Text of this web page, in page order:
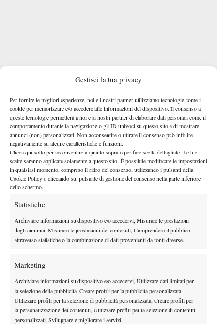
Gestisci la tua privacy
Per fornire le migliori esperienze, noi e i nostri partner utilizziamo tecnologie come i
cookie per memorizzare e/o accedere alle informazioni del dispositivo. Il consenso a
queste tecnologie permetterà a noi e ai nostri partner di elaborare dati personali come il
comportamento durante la navigazione o gli ID univoci su questo sito e di mostrare
annunci (non) personalizzati. Non acconsentire o ritirare il consenso può influire
negativamente su alcune caratteristiche e funzioni.
Clicca qui sotto per acconsentire a quanto sopra o per fare scelte dettagliate. Le tue
scelte saranno applicate solamente a questo sito. È possibile modificare le impostazioni
in qualsiasi momento, compreso il ritiro del consenso, utilizzando i pulsanti della
Cookie Policy o cliccando sul pulsante di gestione del consenso nella parte inferiore
dello schermo.
Statistiche
Archiviare informazioni su dispositivo e/o accedervi, Misurare le prestazioni
degli annunci, Misurare le prestazioni dei contenuti, Comprendere il pubblico
attraverso statistiche o la combinazione di dati provenienti da fonti diverse.
Marketing
Archiviare informazioni su dispositivo e/o accedervi, Utilizzare dati limitati per
la selezione della pubblicità, Creare profili per la pubblicità personalizzata,
Utilizzare profili per la selezione di pubblicità personalizzata, Creare profili per
la personalizzazione dei contenuti, Utilizzare profili per la selezione di contenuti
personalizzati, Sviluppare e migliorare i servizi.
Nessun commento
Devi essere per inviare un commento.
DI TENDENZA
Atp
News
Grant si racconta: “Wimbledon è stato il
torneo delle prime volte. Ora cerco di
avvicinarmi alla Top 100”